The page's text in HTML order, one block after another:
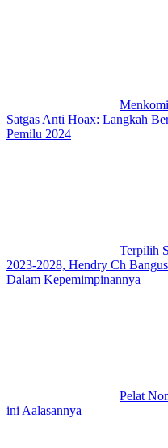
Satgas Anti Hoax: Langkah
Pemilu 2024
Terpilih
2023-2028, Hendry Ch
Dalam Kepemimpinannya
Pelat
ini Aalasannya